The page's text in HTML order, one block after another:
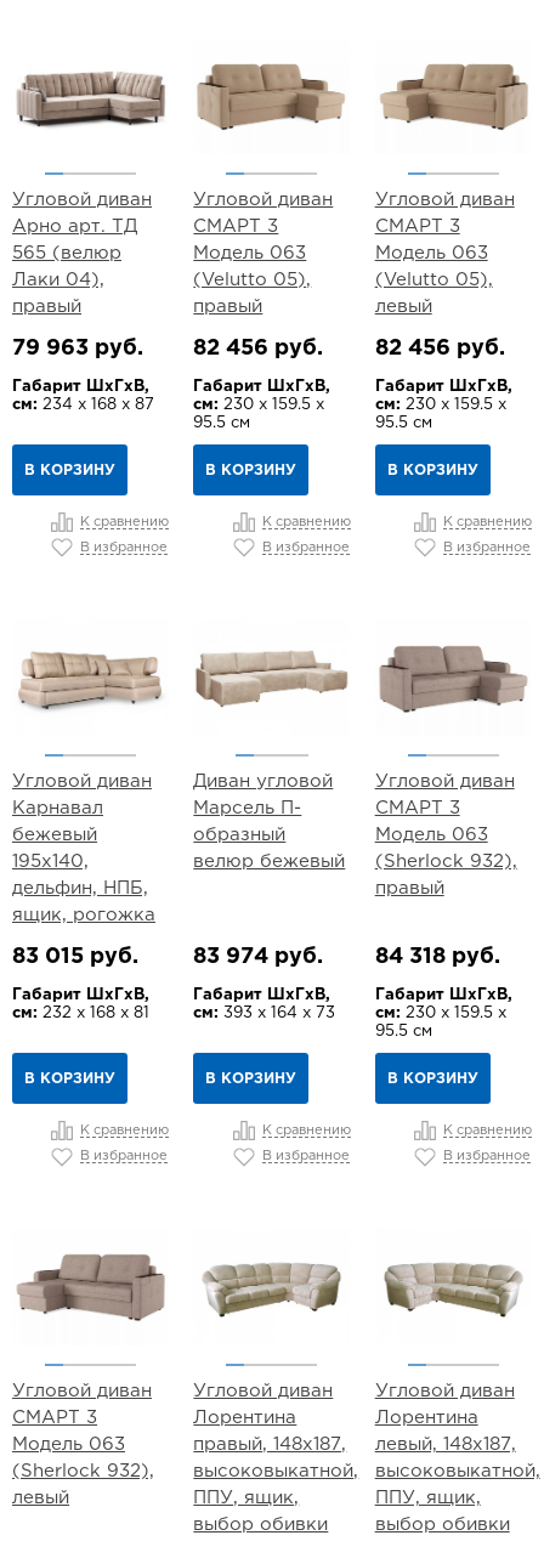
Угловой диван
Арно арт. ТД
565 (велюр
Лаки 04),
правый
79 963 руб.
Габарит ШхГхВ,
см: 234 х 168 х 87
В КОРЗИНУ
К сравнению
В избранное
Угловой диван
СМАРТ 3
Модель 063
(Velutto 05),
правый
82 456 руб.
Габарит ШхГхВ,
см: 230 х 159.5 х
95.5 см
В КОРЗИНУ
К сравнению
В избранное
Угловой диван
СМАРТ 3
Модель 063
(Velutto 05),
левый
82 456 руб.
Габарит ШхГхВ,
см: 230 х 159.5 х
95.5 см
В КОРЗИНУ
К сравнению
В избранное
Угловой диван
Карнавал
бежевый
195х140,
дельфин, НПБ,
ящик, рогожка
83 015 руб.
Габарит ШхГхВ,
см: 232 х 168 х 81
В КОРЗИНУ
К сравнению
В избранное
Диван угловой
Марсель П-
образный
велюр бежевый
83 974 руб.
Габарит ШхГхВ,
см: 393 х 164 х 73
В КОРЗИНУ
К сравнению
В избранное
Угловой диван
СМАРТ 3
Модель 063
(Sherlock 932),
правый
84 318 руб.
Габарит ШхГхВ,
см: 230 х 159.5 х
95.5 см
В КОРЗИНУ
К сравнению
В избранное
Угловой диван
СМАРТ 3
Модель 063
(Sherlock 932),
левый
Угловой диван
Лорентина
правый, 148х187,
высоковыкатной,
ППУ, ящик,
выбор обивки
Угловой диван
Лорентина
левый, 148х187,
высоковыкатной,
ППУ, ящик,
выбор обивки